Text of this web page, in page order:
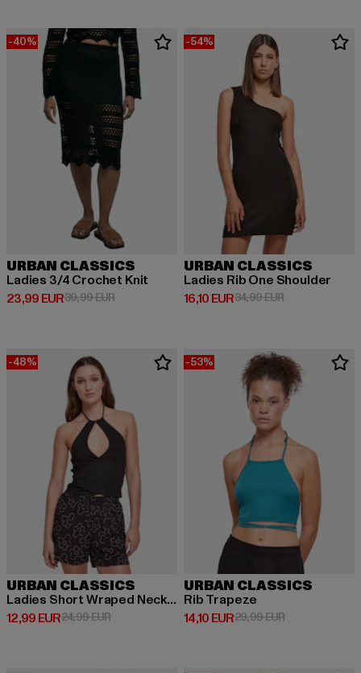
-40%
URBAN CLASSICS
Ladies 3/4 Crochet Knit
23,99 EUR
Derzeitiger Preis: 23,99 EUR
39,99 EURAktionspreis: 39,99 EUR
-54%
URBAN CLASSICS
Ladies Rib One Shoulder
16,10 EUR
Derzeitiger Preis: 16,10 EUR
34,99 EURAktionspreis:
-48%
URBAN CLASSICS
Ladies Short Wraped Neckholder
12,99 EUR
Derzeitiger Preis: 12,99 EUR
24,99 EURAktionspreis: 24,99 EUR
-53%
URBAN CLASSICS
Rib Trapeze
14,10 EUR
Derzeitiger Preis: 14,10 EUR
29,99 EURAktionspreis: